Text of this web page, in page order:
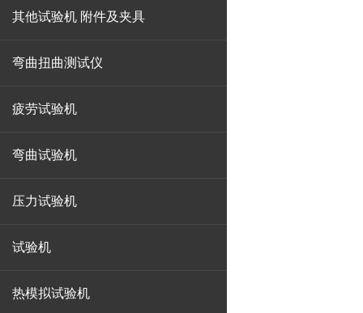
其他试验机 附件及夹具
弯曲扭曲测试仪
疲劳试验机
弯曲试验机
压力试验机
试验机
热模拟试验机